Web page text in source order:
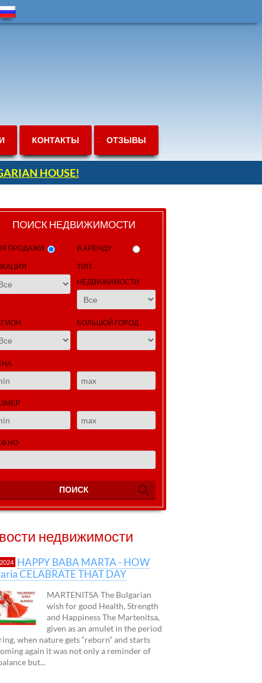
КОНТАКТЫ ОТЗЫВЫ
HOUSE!
ПОИСК НЕДВИЖИМОСТИ
ПРОДАЖИ В АРЕНДУ
ТИП
НЕДВИЖИМОСТИ
БОЛЬШОЙ ГОРОД
НО
ПОИСК
недвижимости
HAPPY BABA MARTA - HOW
CELABRATE THAT DAY
MARTENITSA The Bulgarian
wish for good Health, Strength
and Happiness The Martenitsa,
given as an amulet in the period
when nature gets “reborn” and starts
again it was not only a reminder of
but...